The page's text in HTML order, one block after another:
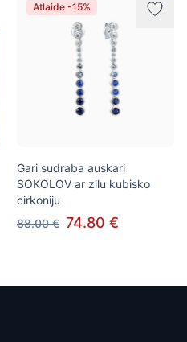
Atlaide -15%
Gari sudraba auskari
SOKOLOV ar zilu kubisko
cirkoniju
88.00 € 74.80 €